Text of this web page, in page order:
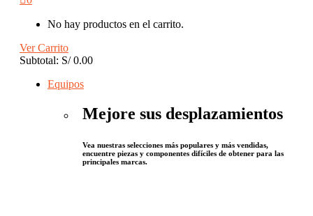
No hay productos en el carrito.
Ver Carrito
Subtotal: S/0.00
Equipos
Mejore sus desplazamientos
Vea nuestras selecciones más populares y más vendidas,
encuentre piezas y componentes difíciles de obtener para las
principales marcas.